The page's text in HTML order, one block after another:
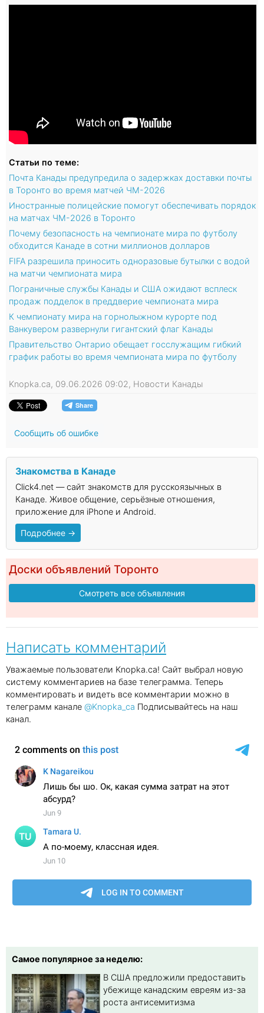
Статьи по теме:
Почта Канады предупредила о задержках доставки почты
в Торонто во время матчей ЧМ-2026
Иностранные полицейские помогут обеспечивать порядок
на матчах ЧМ-2026 в Торонто
Почему безопасность на чемпионате мира по футболу
обходится Канаде в сотни миллионов долларов
FIFA разрешила приносить одноразовые бутылки с водой
на матчи чемпионата мира
Пограничные службы Канады и США ожидают всплеск
продаж подделок в преддверие чемпионата мира
К чемпионату мира на горнолыжном курорте под
Ванкувером развернули гигантский флаг Канады
Правительство Онтарио обещает госслужащим гибкий
график работы во время чемпионата мира по футболу
Knopka.ca, 09.06.2026 09:02, Новости Канады
Сообщить об ошибке
Знакомства в Канаде
Click4.net — сайт знакомств для русскоязычных в
Канаде. Живое общение, серьёзные отношения,
приложение для iPhone и Android.
Подробнее →
Доски объявлений Торонто
Смотреть все объявления
Написать комментарий
Уважаемые пользователи Knopka.ca! Сайт выбрал новую
систему комментариев на базе телеграмма. Теперь
комментировать и видеть все комментарии можно в
телеграмм канале @Knopka_ca Подписывайтесь на наш
канал.
Самое популярное за неделю:
В США предложили предоставить
убежище канадским евреям из-за
роста антисемитизма